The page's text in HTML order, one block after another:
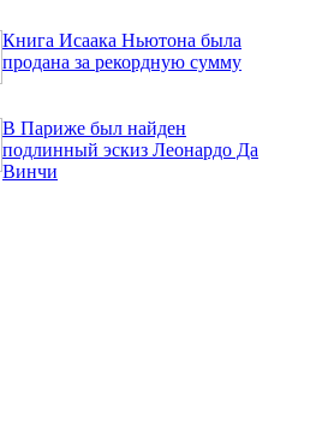
Книга Исаака Ньютона была
продана за рекордную сумму
В Париже был найден
подлинный эскиз Леонардо Да
Винчи